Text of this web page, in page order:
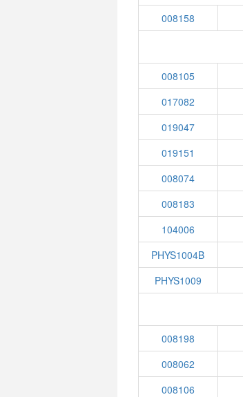
008158
008105
017082
019047
019151
008074
008183
104006
PHYS1004B
PHYS1009
008198
008062
008106